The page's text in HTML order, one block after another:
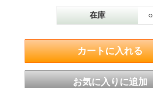
在庫 ○